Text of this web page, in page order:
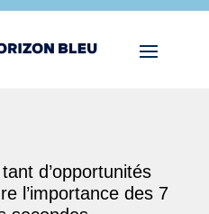
d’opportunités
l’importance des 7